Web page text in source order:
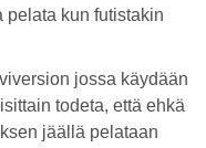
kun futistakin
jossa käydään
todeta, että ehkä
jäällä pelataan